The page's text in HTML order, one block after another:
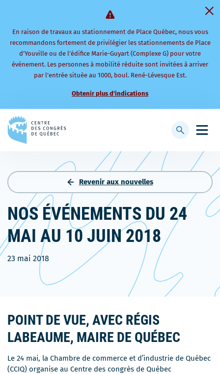
En raison de travaux au stationnement de Place Québec, nous vous
recommandons fortement de privilégier les stationnements de Place
d’Youville ou de l’édifice Marie-Guyart (Complexe G) pour votre
événement. Les personnes à mobilité réduite sont invitées à arriver
par l’entrée située au 1000, boul. René-Lévesque Est.
Obtenir plus d'indications
à
d'accueil
menu
Afficher
recherche
Revenir aux nouvelles
NOS ÉVÉNEMENTS DU 24
MAI AU 10 JUIN 2018
23 mai 2018
POINT DE VUE, AVEC RÉGIS
LABEAUME, MAIRE DE QUÉBEC
Le 24 mai, la Chambre de commerce et d’industrie de Québec
(CCIQ) organise au Centre des congrès de Québec